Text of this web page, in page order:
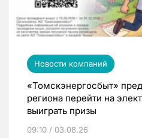
Новости компаний
«Томскэнергосбыт»
региона перейти на
выиграть призы
09:10 / 03.08.26